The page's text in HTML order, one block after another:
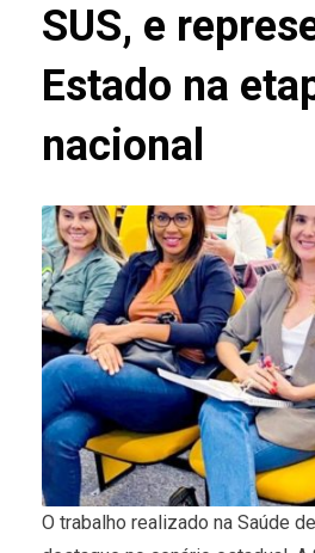
SUS, e
Estado na
nacional
O trabalho realizado na Saúde